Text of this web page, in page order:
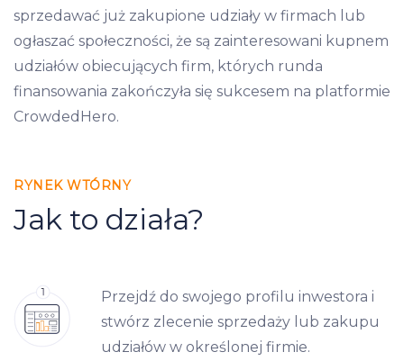
sprzedawać już zakupione udziały w firmach lub
ogłaszać społeczności, że są zainteresowani kupnem
udziałów obiecujących firm, których runda
finansowania zakończyła się sukcesem na platformie
CrowdedHero.
RYNEK WTÓRNY
Jak to działa?
Przejdź do swojego profilu inwestora i
stwórz zlecenie sprzedaży lub zakupu
udziałów w określonej firmie.